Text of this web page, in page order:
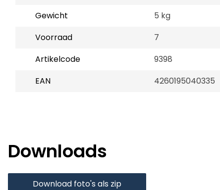
Gewicht
5 kg
Voorraad
7
Artikelcode
9398
EAN
4260195040335
Downloads
Download foto's als zip